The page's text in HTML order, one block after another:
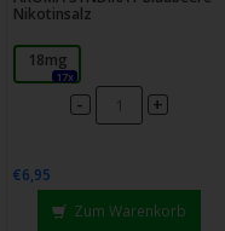
Nikotinsalz
18mg
17x
- +
€6,95
Zum Warenkorb